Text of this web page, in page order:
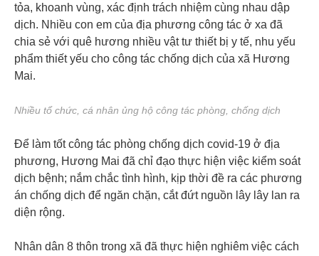
tỏa, khoanh vùng, xác định trách nhiệm cùng nhau dập
dịch. Nhiều con em của địa phương công tác ở xa đã
chia sẻ với quê hương nhiều vật tư thiết bị y tế, nhu yếu
phẩm thiết yếu cho công tác chống dịch của xã Hương
Mai.
Nhiều tổ chức, cá nhân ủng hộ công tác phòng, chống dịch
Để làm tốt công tác phòng chống dịch covid-19 ở địa
phương, Hương Mai đã chỉ đạo thực hiện việc kiểm soát
dịch bệnh; nắm chắc tình hình, kịp thời đề ra các phương
án chống dịch để ngăn chặn, cắt đứt nguồn lây lây lan ra
diện rộng.
Nhân dân 8 thôn trong xã đã thực hiện nghiêm việc cách